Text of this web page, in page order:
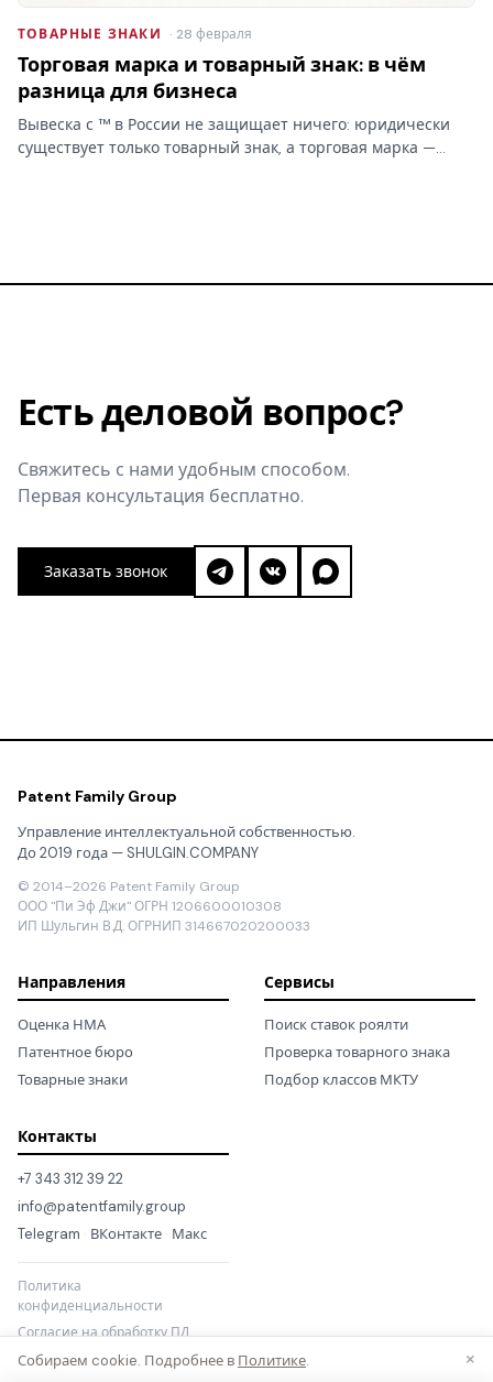
ТОВАРНЫЕ ЗНАКИ · 28 февраля
Торговая марка и товарный знак: в чём
разница для бизнеса
Вывеска с ™ в России не защищает ничего: юридически
существует только товарный знак, а торговая марка —
Есть деловой вопрос?
Свяжитесь с нами удобным способом.
Первая консультация бесплатно.
Заказать звонок
Patent Family Group
Управление интеллектуальной собственностью.
До 2019 года — SHULGIN.COMPANY
© 2014–2026 Patent Family Group
ООО "Пи Эф Джи" ОГРН 1206600010308
ИП Шульгин В.Д. ОГРНИП 314667020200033
Направления
Оценка НМА
Патентное бюро
Товарные знаки
Сервисы
Поиск ставок роялти
Проверка товарного знака
Подбор классов МКТУ
Контакты
+7 343 312 39 22
info@patentfamily.group
Telegram · ВКонтакте · Макс
Политика
конфиденциальности
Согласие на обработку ПД
×
Собираем cookie. Подробнее в Политике.